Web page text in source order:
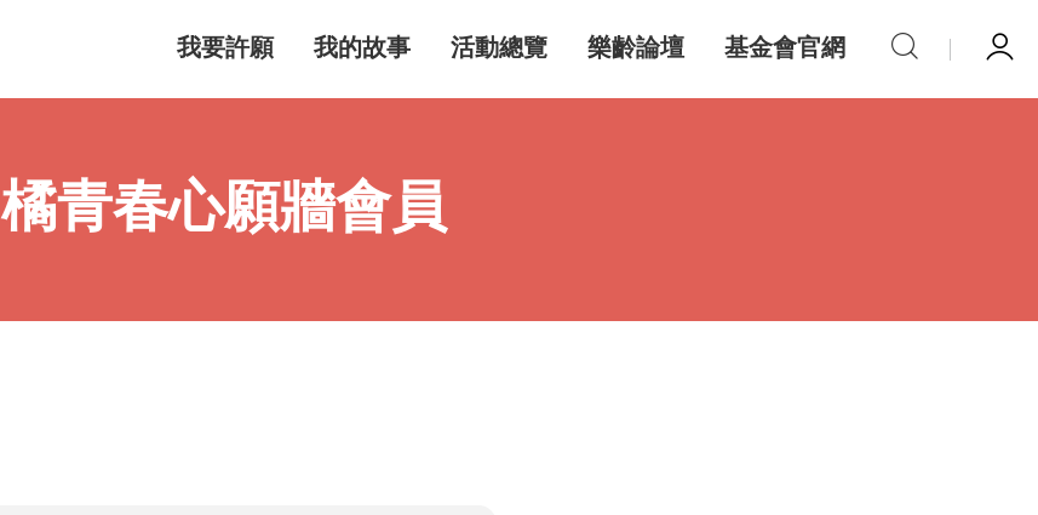
我要許願 我的故事 活動總覽 樂齡論壇 基金會官網
橘青春心願牆會員